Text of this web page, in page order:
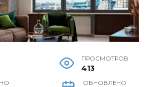
ПРОСМОТРОВ
413
ОБНОВЛЕНО